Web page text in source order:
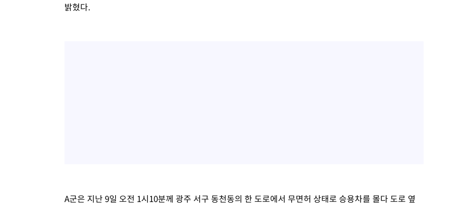
밝혔다.
A군은 지난 9일 오전 1시10분께 광주 서구 동천동의 한 도로에서 무면허 상태로 승용차를 몰다 도로 옆